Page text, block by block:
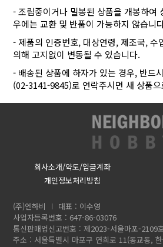
- 조립중이거나 밀봉된 상품을 개봉하여
우에는 교환 및 반품이 가능하지 않습니
- 제품의 인증번호, 대상연령, 제조국, 수
의해 고지없이 변동될 수 있습니다.
- 배송된 상품에 하자가 있는 경우, 반드
(02-3141-9845)로 연락주시면 새 상품
회사소개/약도/입금계좌
개인정보처리방침
(주)엔하비
대표 : 이수영
사업자등록번호 : 647-86-03076
통신판매업신고번호 : 제2023-서울마포-2109
주소 : 서울특별시 마포구 연희로 11(동교동,